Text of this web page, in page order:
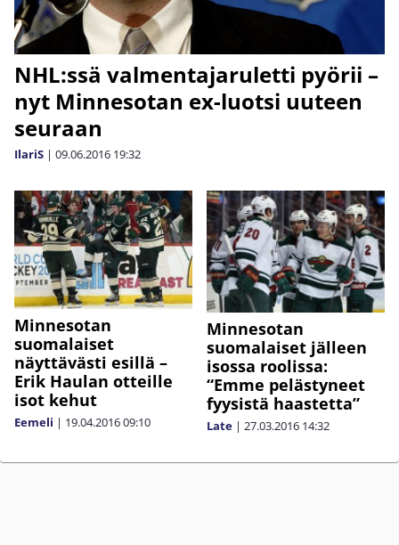
NHL:ssä valmentajaruletti pyörii –
nyt Minnesotan ex-luotsi uuteen
seuraan
IlariS | 09.06.2016 19:32
Minnesotan
suomalaiset
näyttävästi esillä –
Erik Haulan otteille
isot kehut
Eemeli | 19.04.201609:10
Minnesotan
suomalaiset jälleen
isossa roolissa:
“Emme pelästyneet
fyysistä haastetta”
Late | 27.03.2016 14:32